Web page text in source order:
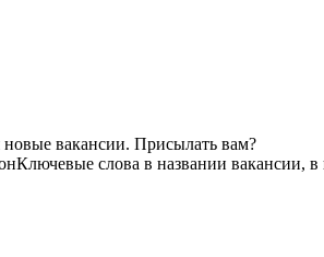
новые вакансии. Присылать вам?
Ключевые слова в названии вакансии,